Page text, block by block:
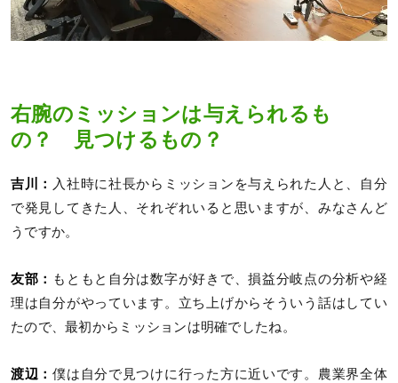
右腕のミッションは与えられるも
の？ 見つけるもの？
吉川： 入社時に社長からミッションを与えられた人と、自分
で発見してきた人、それぞれいると思いますが、みなさんど
うですか。
友部： もともと自分は数字が好きで、損益分岐点の分析や経
理は自分がやっています。立ち上げからそういう話はしてい
たので、最初からミッションは明確でしたね。
渡辺：僕は自分で見つけに行った方に近いです。農業界全体